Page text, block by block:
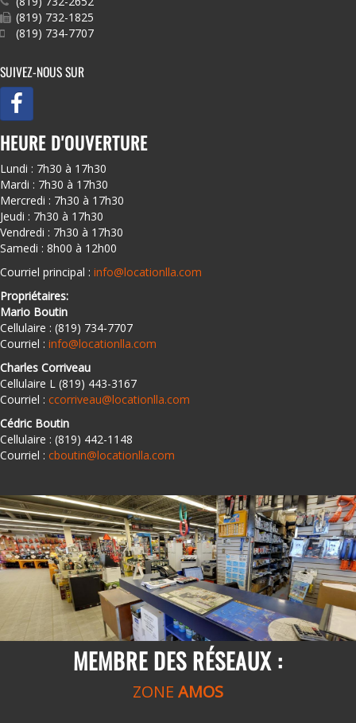
(819) 732-1825
(819) 734-7707
SUIVEZ-NOUS SUR
HEURE D'OUVERTURE
Lundi : 7h30 à 17h30
Mardi : 7h30 à 17h30
Mercredi : 7h30 à 17h30
Jeudi : 7h30 à 17h30
Vendredi : 7h30 à 17h30
Samedi : 8h00 à 12h00
Courriel principal : info@locationlla.com
Propriétaires:
Mario Boutin
Cellulaire : (819) 734-7707
Courriel : info@locationlla.com
Charles Corriveau
Cellulaire L (819) 443-3167
Courriel : ccorriveau@locationlla.com
Cédric Boutin
Cellulaire : (819) 442-1148
Courriel : cboutin@locationlla.com
MEMBRE DES RÉSEAUX :
ZONE AMOS